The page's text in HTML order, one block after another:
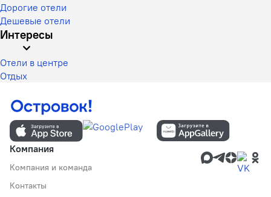
Дорогие отели
Дешевые отели
Интересы
Отели в центре
Отдых
Компания
Компания и команда
Контакты